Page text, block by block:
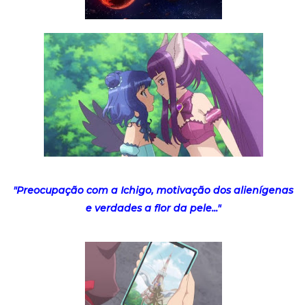
"Preocupação com a Ichigo, motivação dos alienígenas
e verdades a flor da pele..."